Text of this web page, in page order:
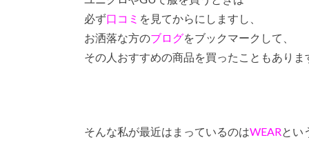
必ず口コミ を見てからにしますし、
お洒落な方のブログをブックマークして、
その人おすすめの商品を買ったこともありま
そんな私が最近はまっているのはWEAR とい